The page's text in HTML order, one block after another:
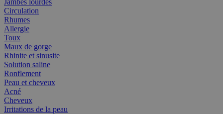
Jambes lourdes
Circulation
Rhumes
Allergie
Toux
Maux de gorge
Rhinite et sinusite
Solution saline
Ronflement
Peau et cheveux
Acné
Cheveux
Irritations de la peau